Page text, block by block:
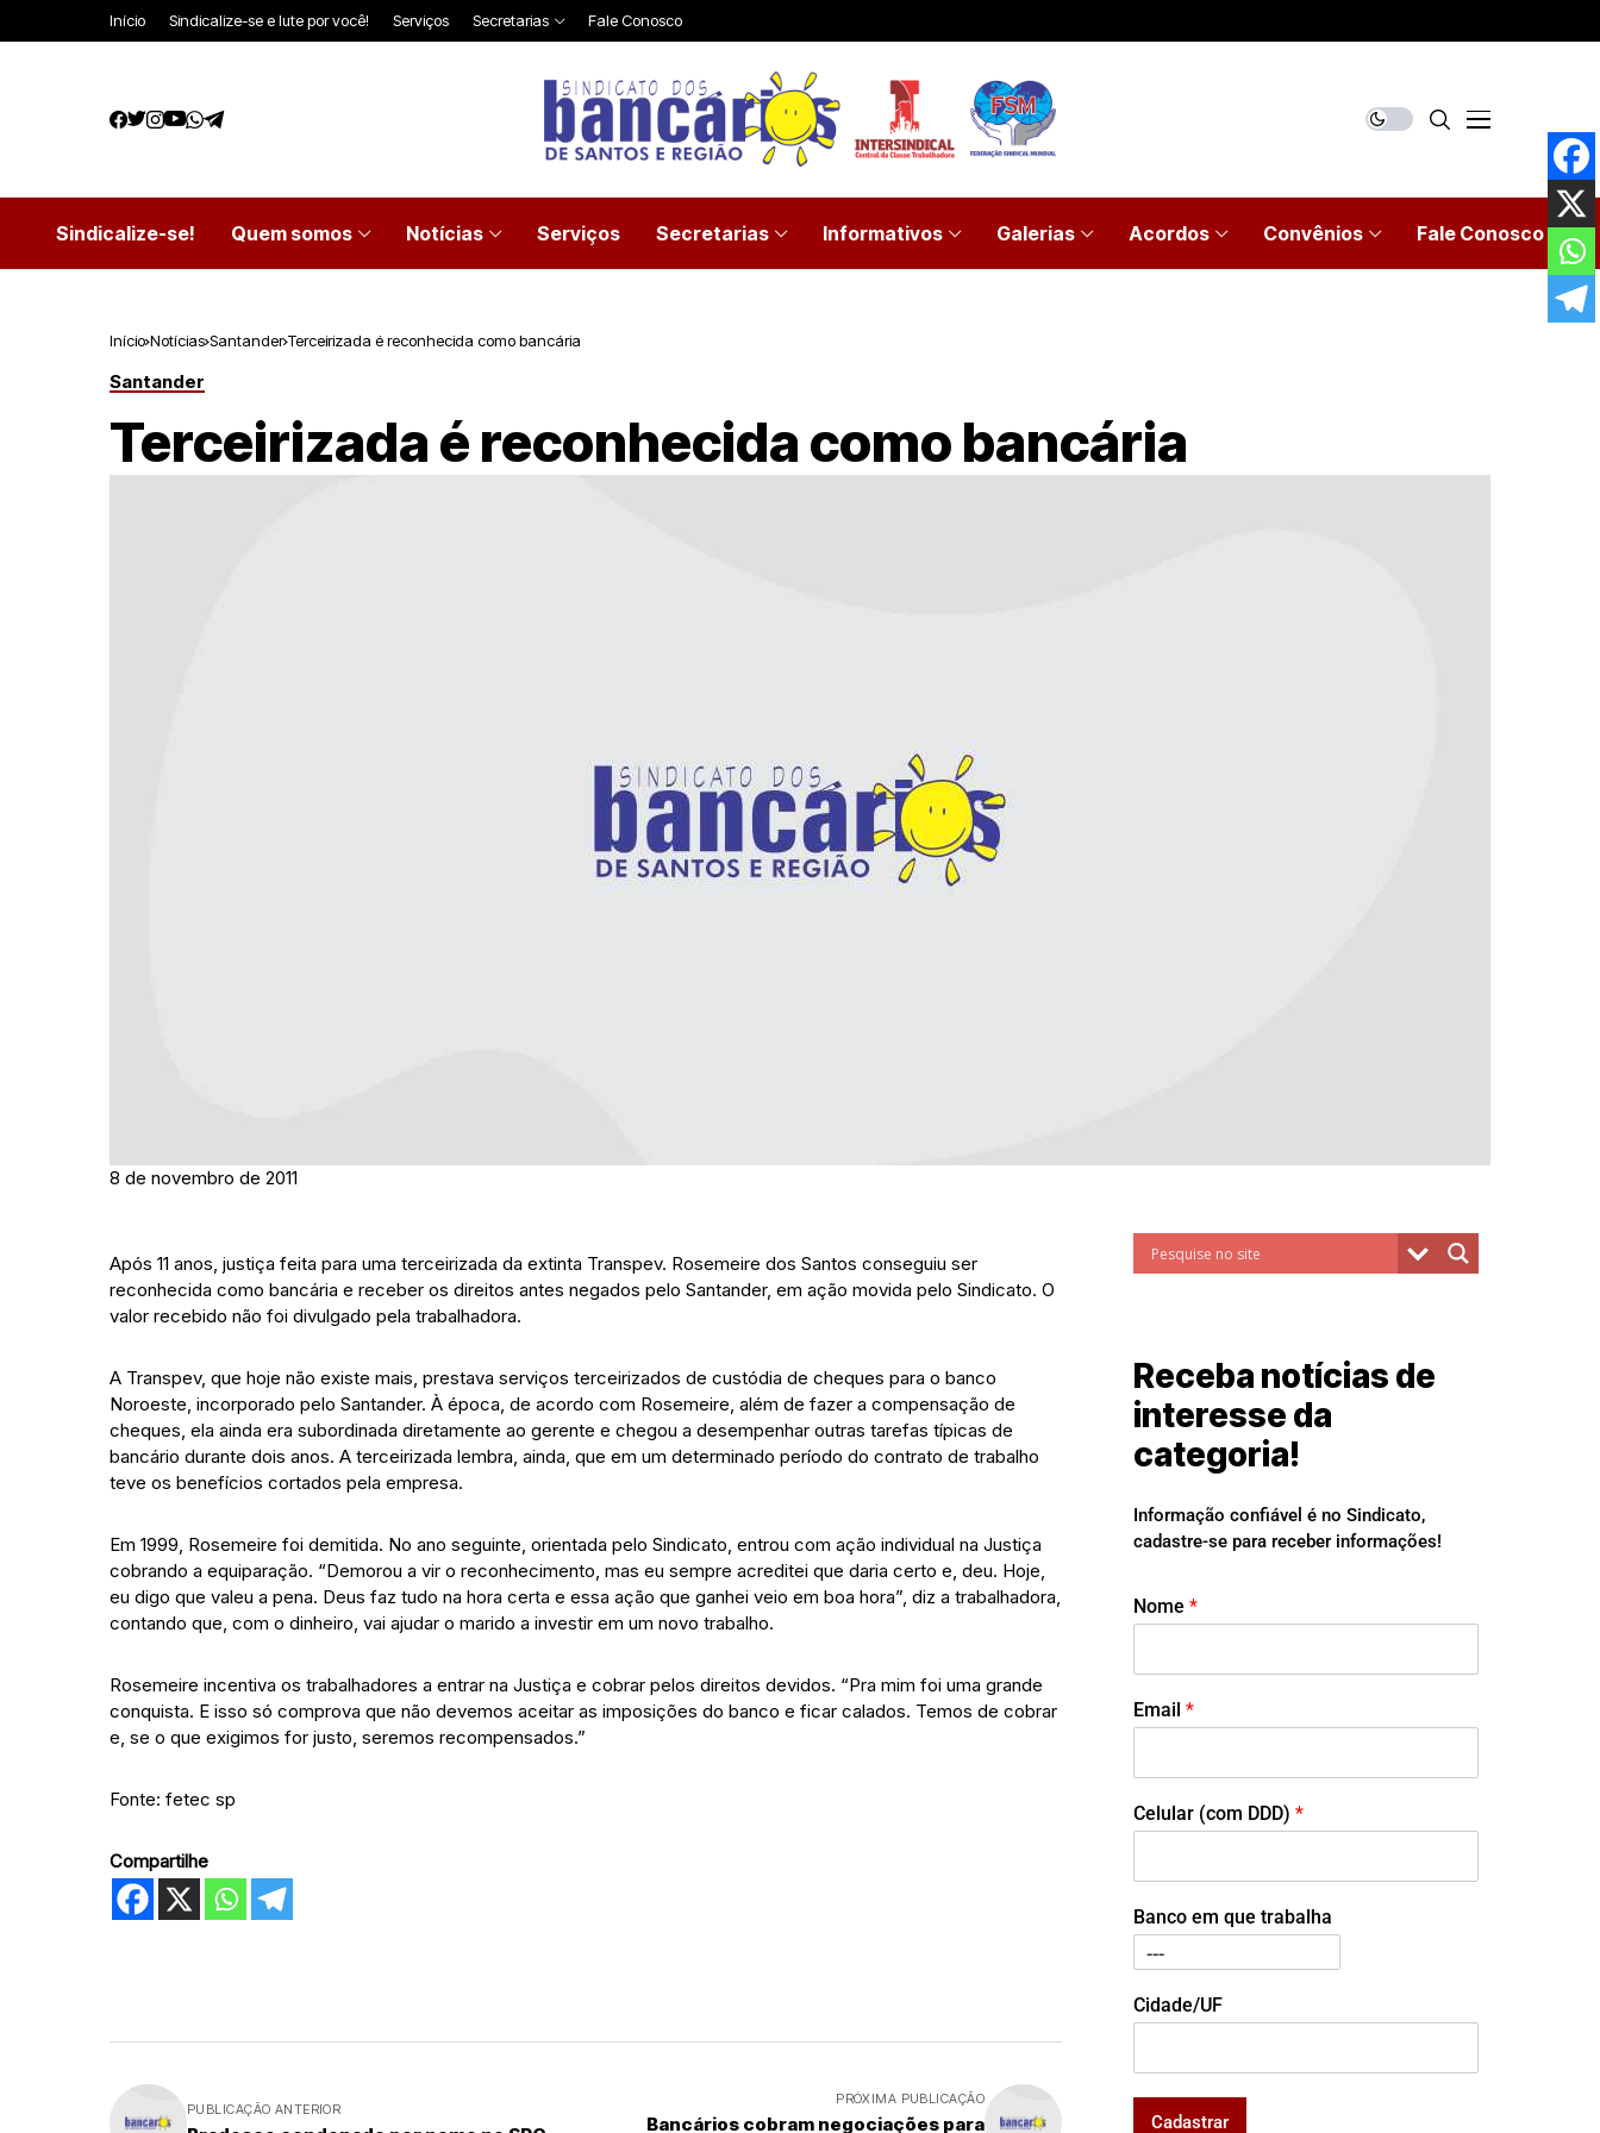
Início Sindicalize-se e lute por você! Serviços Secretarias Fale Conosco
Sindicalize-se! Quem somos Notícias Serviços Secretarias Informativos Galerias Acordos Convênios Fale Conosco
Início Notícias Santander Terceirizada é reconhecida como bancária
Santander
Terceirizada é reconhecida como bancária
8 de novembro de 2011
Após 11 anos, justiça feita para uma terceirizada da extinta Transpev. Rosemeire dos Santos conseguiu ser
reconhecida como bancária e receber os direitos antes negados pelo Santander, em ação movida pelo Sindicato. O
valor recebido não foi divulgado pela trabalhadora.
A Transpev, que hoje não existe mais, prestava serviços terceirizados de custódia de cheques para o banco
Noroeste, incorporado pelo Santander. À época, de acordo com Rosemeire, além de fazer a compensação de
cheques, ela ainda era subordinada diretamente ao gerente e chegou a desempenhar outras tarefas típicas de
bancário durante dois anos. A terceirizada lembra, ainda, que em um determinado período do contrato de trabalho
teve os benefícios cortados pela empresa.
Em 1999, Rosemeire foi demitida. No ano seguinte, orientada pelo Sindicato, entrou com ação individual na Justiça
cobrando a equiparação. “Demorou a vir o reconhecimento, mas eu sempre acreditei que daria certo e, deu. Hoje,
eu digo que valeu a pena. Deus faz tudo na hora certa e essa ação que ganhei veio em boa hora”, diz a trabalhadora,
contando que, com o dinheiro, vai ajudar o marido a investir em um novo trabalho.
Rosemeire incentiva os trabalhadores a entrar na Justiça e cobrar pelos direitos devidos. “Pra mim foi uma grande
conquista. E isso só comprova que não devemos aceitar as imposições do banco e ficar calados. Temos de cobrar
e, se o que exigimos for justo, seremos recompensados.”
Fonte: fetec sp
Compartilhe
PUBLICAÇÃO ANTERIOR
PRÓXIMA PUBLICAÇÃO
Bancários cobram negociações para
Receba notícias de
interesse da
categoria!
Informação confiável é no Sindicato,
cadastre-se para receber informações!
Nome *
Email *
Celular (com DDD) *
Banco em que trabalha
Cidade/UF
Cadastrar